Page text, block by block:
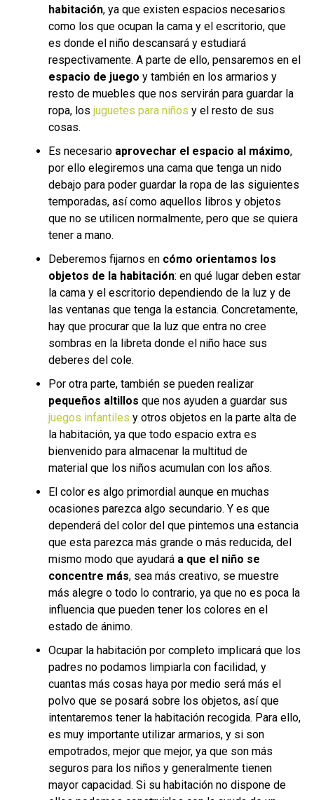
habitación, ya que existen espacios necesarios
como los que ocupan la cama y el escritorio, que
es donde el niño descansará y estudiará
respectivamente. A parte de ello, pensaremos en el
espacio de juego y también en los armarios y
resto de muebles que nos servirán para guardar la
ropa, los juguetes para niños y el resto de sus
cosas.
Es necesarioaprovechar el espacio al máximo,
por ello elegiremos una cama que tenga un nido
debajo para poder guardar la ropa de las siguientes
temporadas, así como aquellos libros y objetos
que no se utilicen normalmente, pero que se quiera
tener a mano.
Deberemos fijarnos encómo orientamos los
objetos de la habitación: en qué lugar deben estar
la cama y el escritorio dependiendo de la luz y de
las ventanas que tenga la estancia. Concretamente,
hay que procurar que la luz que entra no cree
sombras en la libreta donde el niño hace sus
deberes del cole.
Por otra parte, también se pueden realizar
pequeños altillos que nos ayuden a guardar sus
juegos infantiles y otros objetos en la parte alta de
la habitación, ya que todo espacio extra es
bienvenido para almacenar la multitud de
material que los niños acumulan con los años.
El color es algo primordial aunque en muchas
ocasiones parezca algo secundario. Y es que
dependerá del color del que pintemos una estancia
que esta parezca más grande o más reducida, del
mismo modo que ayudaráa que el niño se
concentre más, sea más creativo, se muestre
más alegre o todo lo contrario, ya que no es poca la
influencia que pueden tener los colores en el
estado de ánimo.
Ocupar la habitación por completo implicará que los
padres no podamos limpiarla con facilidad, y
cuantas más cosas haya por medio será más el
polvo que se posará sobre los objetos, así que
intentaremos tener la habitación recogida. Para ello,
es muy importante utilizar armarios, y si son
empotrados, mejor que mejor, ya que son más
seguros para los niños y generalmente tienen
mayor capacidad. Si su habitación no dispone de